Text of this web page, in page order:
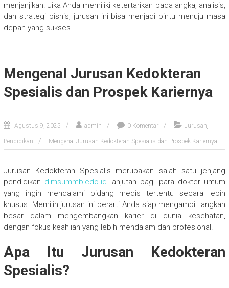
menjanjikan. Jika Anda memiliki ketertarikan pada angka, analisis,
dan strategi bisnis, jurusan ini bisa menjadi pintu menuju masa
depan yang sukses.
Mengenal Jurusan Kedokteran
Spesialis dan Prospek Kariernya
Agustus 9, 2025 admin 0 Komentar Jurusan,
Pendidikan Mengenal Jurusan Kedokteran Spesialis dan Prospek Kariernya
Jurusan Kedokteran Spesialis merupakan salah satu jenjang
pendidikan dimsummbledo.id lanjutan bagi para dokter umum
yang ingin mendalami bidang medis tertentu secara lebih
khusus. Memilih jurusan ini berarti Anda siap mengambil langkah
besar dalam mengembangkan karier di dunia kesehatan,
dengan fokus keahlian yang lebih mendalam dan profesional.
Apa Itu Jurusan Kedokteran
Spesialis?